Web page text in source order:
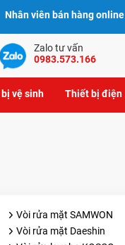
Nhân viên bán hàng online
Zalo tư vấn
0983.573.166
vệ sinh Thiết bị điện
Vòi rửa mặt SAMWON
Vòi rửa mặt Daeshin